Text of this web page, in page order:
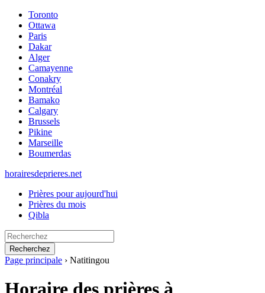
Toronto
Ottawa
Paris
Dakar
Alger
Camayenne
Conakry
Montréal
Bamako
Calgary
Brussels
Pikine
Marseille
Boumerdas
horairesdeprieres.net
Prières pour aujourd'hui
Prières du mois
Qibla
Recherchez
Page principale › Natitingou